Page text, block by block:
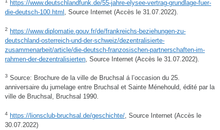
https://www.deutschlandfunk.de/55-jahre-elysee-vertrag-grundlage-fuer-
die-deutsch-100.html , Source Internet (Accès le 31.07.2022).
2 https://www.diplomatie.gouv.fr/de/frankreichs-beziehungen-zu-
deutschland-osterreich-und-der-schweiz/dezentralisierte-
zusammenarbeit/article/die-deutsch-franzosischen-partnerschaften-im-
rahmen-der-dezentralisierten , Source Internet (Accès le 31.07.2022).
3 Source: Brochure de la ville de Bruchsal á l’occasion du 25.
anniversaire du jumelage entre Bruchsal et Sainte Ménehould, édité par la
ville de Bruchsal, Bruchsal 1990.
4 https://lionsclub-bruchsal.de/geschichte/ , Source Internet (Accès le
30.07.2022)